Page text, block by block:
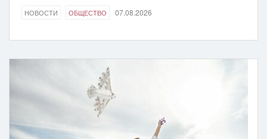
НОВОСТИ ОБЩЕСТВО 07.08.2026